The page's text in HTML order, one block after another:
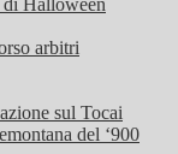
Halloween
arbitri
sul Tocai
del ‘900